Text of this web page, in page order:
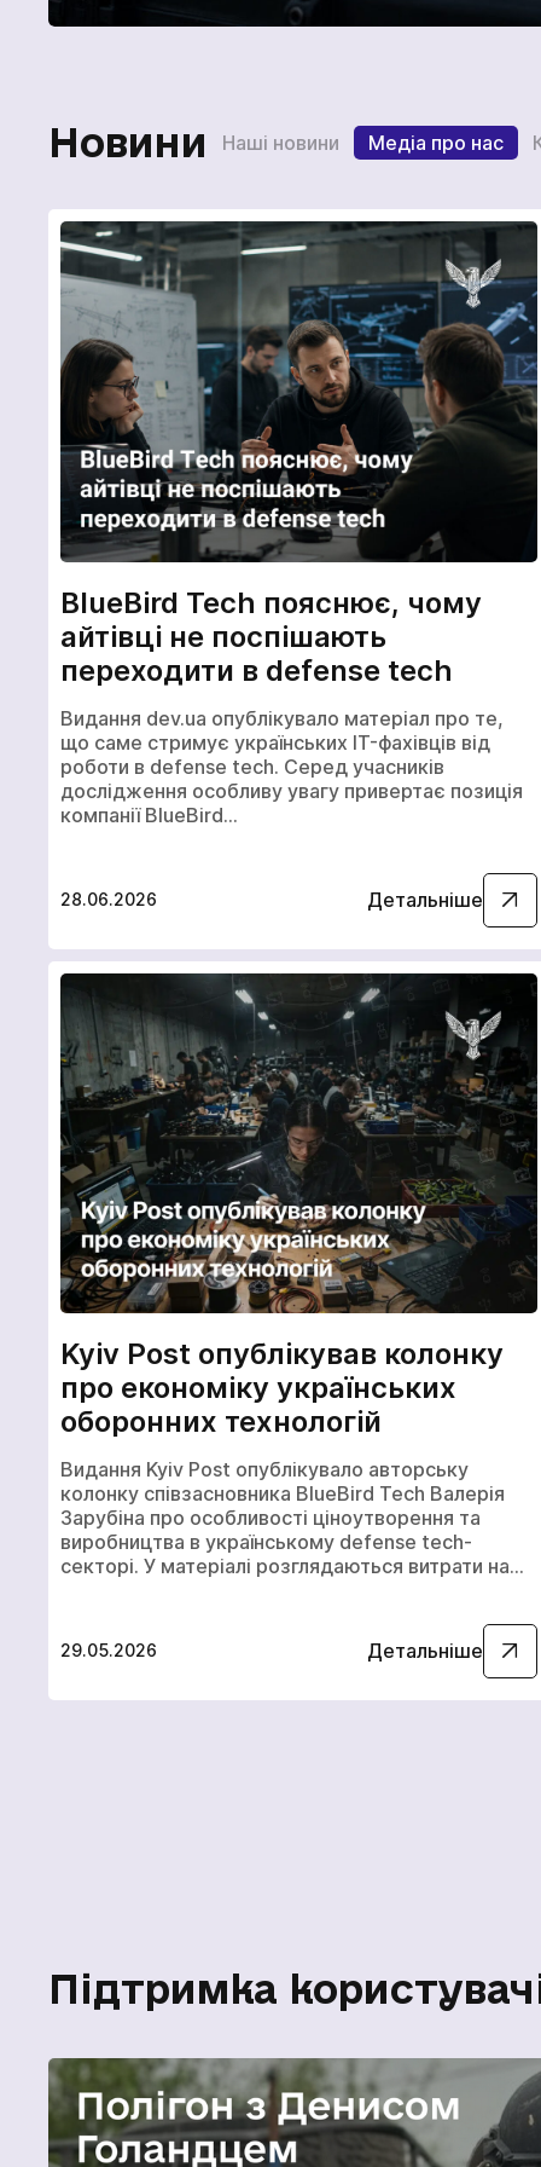
Новини Наші новини Медіа про нас
BlueBird Tech пояснює, чому
айтівці не поспішають
переходити в defense tech
Видання dev.ua опублікувало матеріал про те,
що саме стримує українських IT-фахівців від
роботи в defense tech. Серед учасників
дослідження особливу увагу привертає позиція
компанії BlueBird…
28.06.2026 Детальніше
Kyiv Post опублікував колонку
про економіку українських
оборонних технологій
Видання Kyiv Post опублікувало авторську
колонку співзасновника BlueBird Tech Валерія
Зарубіна про особливості ціноутворення та
виробництва в українському defense tech-
секторі. У матеріалі розглядаються витрати на…
29.05.2026 Детальніше
Підтримка
Щоб
на